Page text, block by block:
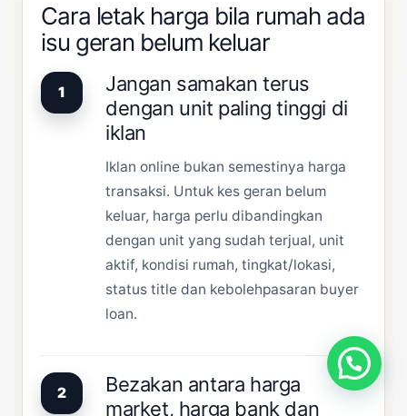
Cara letak harga bila rumah ada
isu geran belum keluar
1
Jangan samakan terus
dengan unit paling tinggi di
iklan
Iklan online bukan semestinya harga
transaksi. Untuk kes geran belum
keluar, harga perlu dibandingkan
dengan unit yang sudah terjual, unit
aktif, kondisi rumah, tingkat/lokasi,
status title dan kebolehpasaran buyer
loan.
2
Bezakan antara harga
market, harga bank dan